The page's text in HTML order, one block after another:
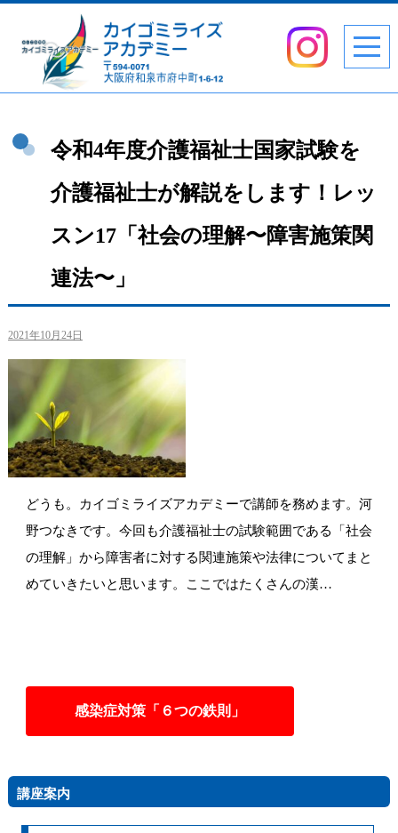
令和4年度介護福祉士国家試験を
介護福祉士が解説をします！レッ
スン17「社会の理解〜障害施策関
連法〜」
2021年10月24日
どうも。カイゴミライズアカデミーで講師を務めます。河
野つなきです。今回も介護福祉士の試験範囲である「社会
の理解」から障害者に対する関連施策や法律についてまと
めていきたいと思います。ここではたくさんの漢…
感染症対策「６つの鉄則」
講座案内